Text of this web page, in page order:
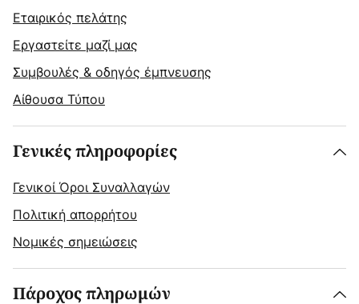
Εταιρικός πελάτης
Εργαστείτε μαζί μας
Συμβουλές & οδηγός έμπνευσης
Αίθουσα Τύπου
Γενικές πληροφορίες
Γενικοί Όροι Συναλλαγών
Πολιτική απορρήτου
Νομικές σημειώσεις
Πάροχος πληρωμών